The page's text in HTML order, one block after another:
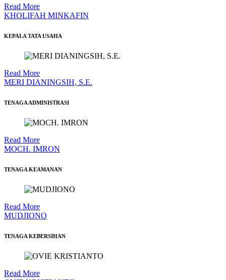
Read More
KHOLIFAH MINKAFIN
KEPALA TATA USAHA
Read More
MERI DIANINGSIH, S.E.
TENAGA ADMINISTRASI
Read More
MOCH. IMRON
TENAGA KEAMANAN
Read More
MUDJIONO
TENAGA KEBERSIHAN
Read More